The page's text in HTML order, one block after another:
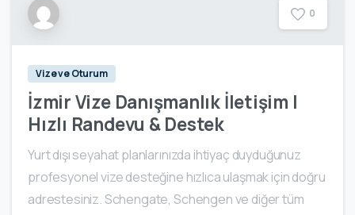
0
Vize ve Oturum
İzmir Vize Danışmanlık İletişim |
Hızlı Randevu & Destek
Yurt dışı seyahat planlarınızda ihtiyaç duyduğunuz
profesyonel vize desteğine hızlıca ulaşmak için doğru
adrestesiniz. Schengate, Schengen ve diğer tüm